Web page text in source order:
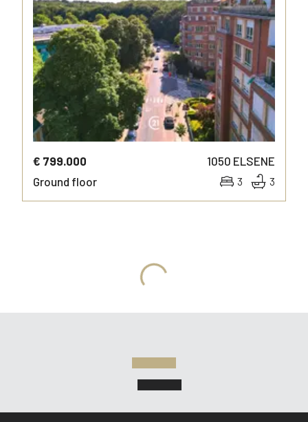
€ 799.000 1050 ELSENE
Ground floor
3 3